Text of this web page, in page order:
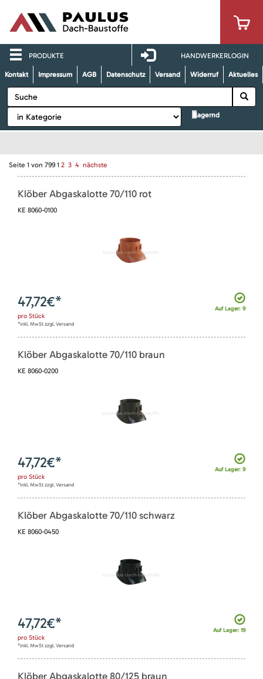
PRODUKTE HANDWERKERLOGIN
Kontakt Impressum AGB Datenschutz Versand Widerruf Aktuelles
lagernd
Seite 1 von 799 1 2 3 4 nächste
Klöber Abgaskalotte 70/110 rot
KE 8060-0100
Auf Lager: 9
47,72€*
pro Stück
*inkl. MwSt zzgl. Versand
Klöber Abgaskalotte 70/110 braun
KE 8060-0200
Auf Lager: 9
47,72€*
pro Stück
*inkl. MwSt zzgl. Versand
Klöber Abgaskalotte 70/110 schwarz
KE 8060-0450
Auf Lager: 19
47,72€*
pro Stück
*inkl. MwSt zzgl. Versand
Klöber Abgaskalotte 80/125 braun